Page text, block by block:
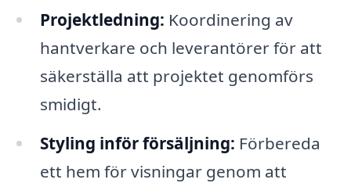
Projektledning: Koordinering av
hantverkare och leverantörer för att
säkerställa att projektet genomförs
smidigt.
Styling inför försäljning: Förbereda
ett hem för visningar genom att